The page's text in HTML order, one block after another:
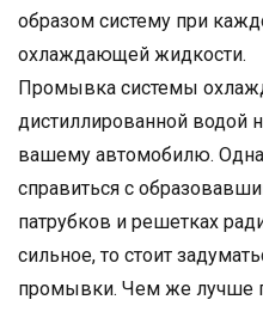
образом систему при
охлаждающей жидкости.
Промывка системы
дистиллированной водой
вашему автомобилю.
справиться с
патрубков и решетках
сильное, то стоит
промывки. Чем же лучше